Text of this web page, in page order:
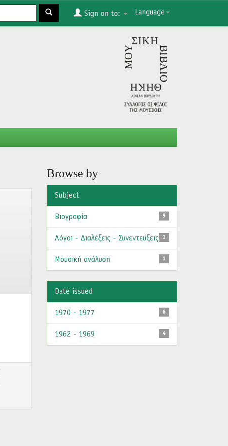
Language
Sign on to:
Browse by
Subject
9
Βιογραφία
1
Λόγοι - Διαλέξεις - Συνεντεύξεις
1
Μουσική ανάλυση
Date issued
6
1970 - 1977
4
1962 - 1969